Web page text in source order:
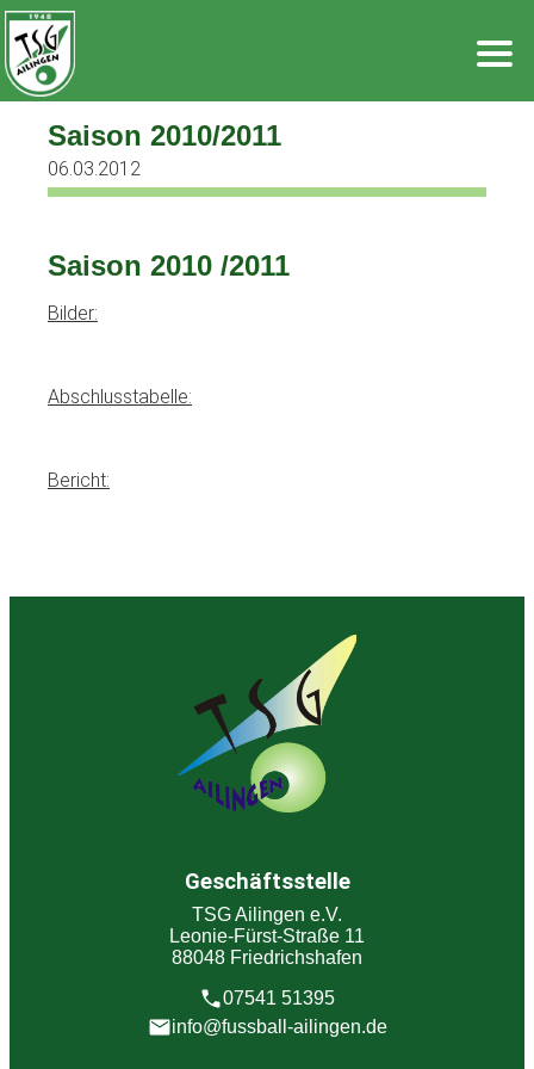
Zum
Inhalt
springen
Saison 2010/2011
06.03.2012
Saison 2010 /2011
Bilder:
Abschlusstabelle:
Bericht:
Geschäftsstelle
TSG Ailingen e.V.
Leonie-Fürst-Straße 11
88048 Friedrichshafen
07541 51395
info@fussball-ailingen.de